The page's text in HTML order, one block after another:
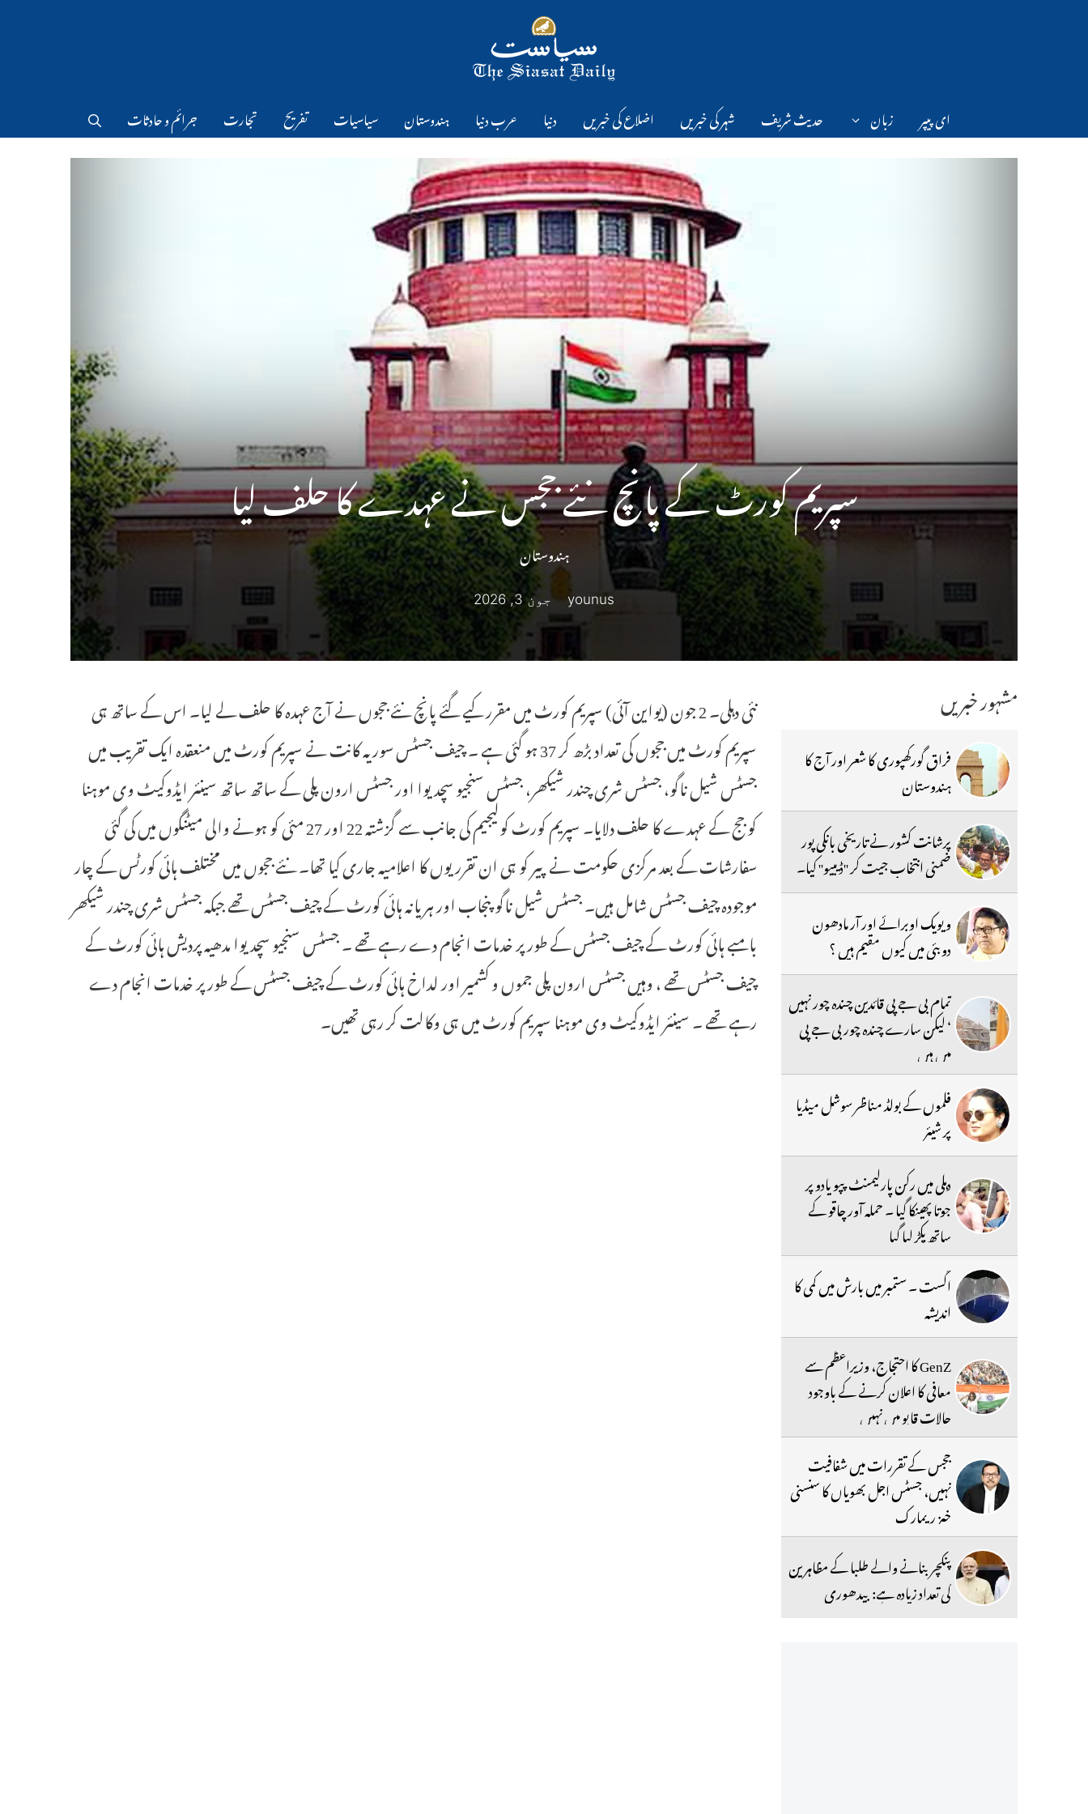
ای پیپر زبان حدیث شریف شہر کی خبریں اضلاع کی خبریں دنیا عرب دنیا ہندوستان سیاسیات تفریح تجارت جرائم و حادثات
سپریم کورٹ کے پانچ نئے ججس نے عہدے کا حلف لیا
ہندوستان
younus جون 3, 2026
نئی دہلی۔ 2 جون (یواین آئی) سپریم کورٹ میں مقرر کیے گئے پانچ نئے ججوں نے آج عہدہ کا حلف لے لیا۔ اس کے ساتھ ہی
سپریم کورٹ میں ججوں کی تعداد بڑھ کر 37 ہو گئی ہے ۔ چیف جسٹس سوریہ کانت نے سپریم کورٹ میں منعقدہ ایک تقریب میں
جسٹس شیل ناگو، جسٹس شری چندر شیکھر، جسٹس سنجیو سچدیوا اور جسٹس ارون پلی کے ساتھ ساتھ سینئر ایڈوکیٹ وی موہنا
کو جج کے عہدے کا حلف دلایا۔ سپریم کورٹ کولیجیم کی جانب سے گزشتہ 22 اور 27 مئی کو ہونے والی میٹنگوں میں کی گئی
سفارشات کے بعد مرکزی حکومت نے پیر کو ہی ان تقرریوں کا اعلامیہ جاری کیا تھا۔ نئے ججوں میں مختلف ہائی کورٹس کے چار
موجودہ چیف جسٹس شامل ہیں۔ جسٹس شیل ناگو پنجاب اور ہریانہ ہائی کورٹ کے چیف جسٹس تھے جبکہ جسٹس شری چندر شیکھر
بامبے ہائی کورٹ کے چیف جسٹس کے طور پر خدمات انجام دے رہے تھے ۔ جسٹس سنجیو سچدیوا مدھیہ پردیش ہائی کورٹ کے
چیف جسٹس تھے ، وہیں جسٹس ارون پلی جموں و کشمیر اور لداخ ہائی کورٹ کے چیف جسٹس کے طور پر خدمات انجام دے
رہے تھے ۔ سینئر ایڈوکیٹ وی موہنا سپریم کورٹ میں ہی وکالت کر رہی تھیں۔
مشہور خبریں
فراق گورکھپوری کا شعر اور آج کا
ہندوستان
پرشانت کشور نے تاریخی بانکی پور
ضمنی انتخاب جیت کر ''ڈیبیو'' کیا۔
ویویک اوبرائے اور آر مادھون
دوبئی میں کیوں مقیم ہیں ؟
تمام بی جے پی قائدین چندہ چور نہیں
‘ لیکن سارے چندہ چور بی جے پی
میں ہیں
فلموں کے بولڈ مناظر سوشل میڈیا
پر شیئر
دہلی میں رکن پارلیمنٹ پپو یادو پر
جوتا پھینکا گیا ۔ حملہ آور چاقو کے
ساتھ پکڑ لیا گیا
اگست ۔ ستمبر میں بارش میں کمی کا
اندیشہ
GenZ کا احتجاج، وزیراعظم سے
معافی کا اعلان کرنے کے باوجود
حالات قابو میں نہیں
ججس کے تقررات میں شفافیت
نہیں، جسٹس اجل بھویاں کا سنسنی
خیز ریمارک
پنکچر بنانے والے طلبا کے مظاہرین
کی تعداد زیادہ ہے: بیدھوری